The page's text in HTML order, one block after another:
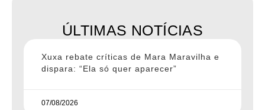
ÚLTIMAS NOTÍCIAS
Xuxa rebate críticas de Mara Maravilha e
dispara: “Ela só quer aparecer”
07/08/2026